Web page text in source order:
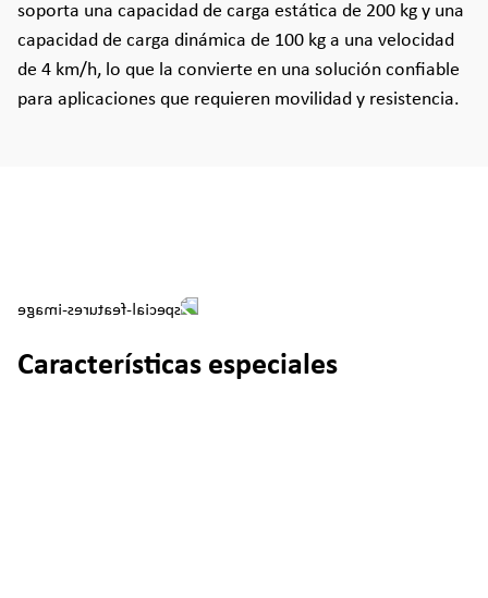
soporta una capacidad de carga estática de 200 kg y una
capacidad de carga dinámica de 100 kg a una velocidad
de 4 km/h, lo que la convierte en una solución confiable
para aplicaciones que requieren movilidad y resistencia.
Características especiales